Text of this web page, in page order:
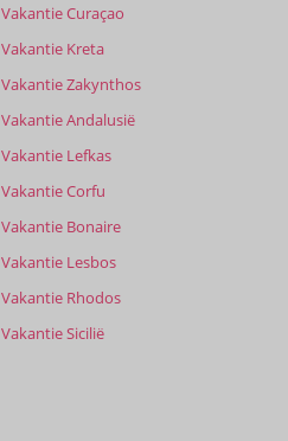
Vakantie Curaçao
Vakantie Kreta
Vakantie Zakynthos
Vakantie Andalusië
Vakantie Lefkas
Vakantie Corfu
Vakantie Bonaire
Vakantie Lesbos
Vakantie Rhodos
Vakantie Sicilië